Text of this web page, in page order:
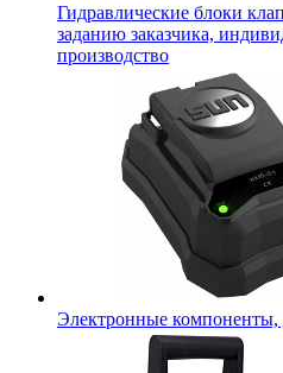
Гидравлические блоки
заданию заказчика,
производство
Электронные компоненты,